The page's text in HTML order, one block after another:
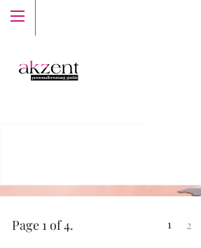
Page 1 of 4. 1 2